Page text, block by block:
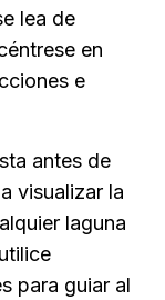
lea de
en
e
antes de
visualizar la
laguna
para guiar al